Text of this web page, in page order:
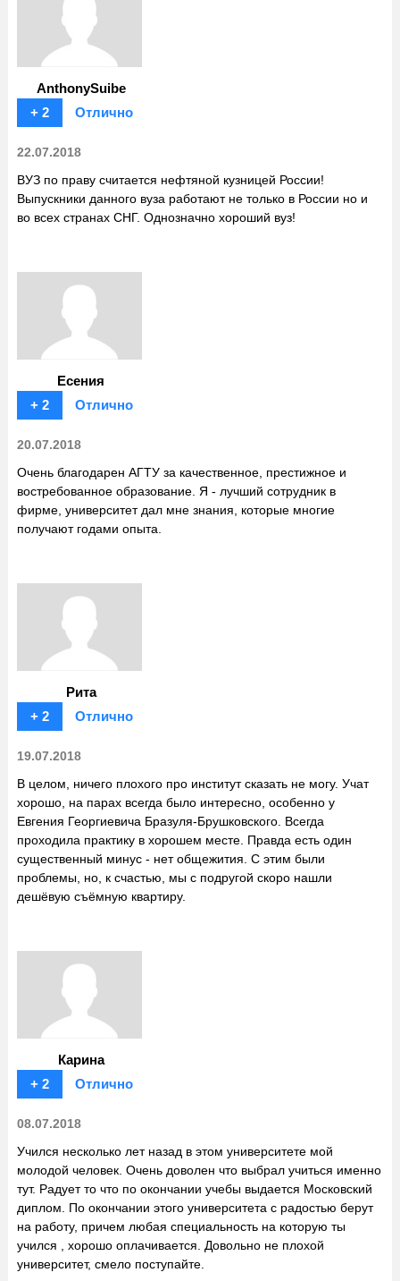
AnthonySuibe
+ 2
Отлично
22.07.2018
ВУЗ по праву считается нефтяной кузницей России!
Выпускники данного вуза работают не только в России но и
во всех странах СНГ. Однозначно хороший вуз!
Есения
+ 2
Отлично
20.07.2018
Очень благодарен АГТУ за качественное, престижное и
востребованное образование. Я - лучший сотрудник в
фирме, университет дал мне знания, которые многие
получают годами опыта.
Рита
+ 2
Отлично
19.07.2018
В целом, ничего плохого про институт сказать не могу. Учат
хорошо, на парах всегда было интересно, особенно у
Евгения Георгиевича Бразуля-Брушковского. Всегда
проходила практику в хорошем месте. Правда есть один
существенный минус - нет общежития. С этим были
проблемы, но, к счастью, мы с подругой скоро нашли
дешёвую съёмную квартиру.
Карина
+ 2
Отлично
08.07.2018
Учился несколько лет назад в этом университете мой
молодой человек. Очень доволен что выбрал учиться именно
тут. Радует то что по окончании учебы выдается Московский
диплом. По окончании этого университета с радостью берут
на работу, причем любая специальность на которую ты
учился , хорошо оплачивается. Довольно не плохой
университет, смело поступайте.